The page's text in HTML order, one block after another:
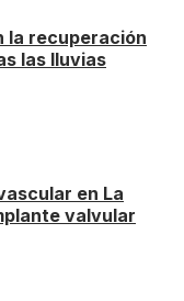
la recuperación
las lluvias
en La
valvular